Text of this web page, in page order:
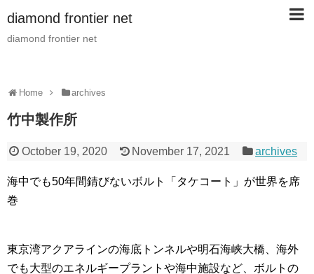
diamond frontier net
diamond frontier net
Home archives
竹中製作所
October 19, 2020 November 17, 2021 archives
海中でも50年間錆びないボルト「タケコート」が世界を席
巻
東京湾アクアラインの海底トンネルや明石海峡大橋、海外
でも大型のエネルギープラントや海中施設など、ボルトの